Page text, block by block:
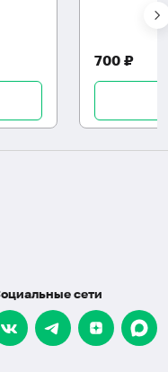
700 ₽
сети